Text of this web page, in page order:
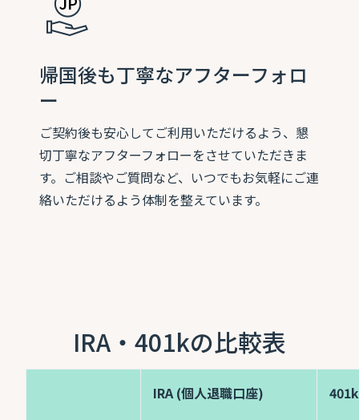
帰国後も丁寧なアフターフォロ
ー
ご契約後も安心してご利用いただけるよう、懇
切丁寧なアフターフォローをさせていただきま
す。ご相談やご質問など、いつでもお気軽にご連
絡いただけるよう体制を整えています。
IRA・401kの比較表
IRA (個人退職口座)